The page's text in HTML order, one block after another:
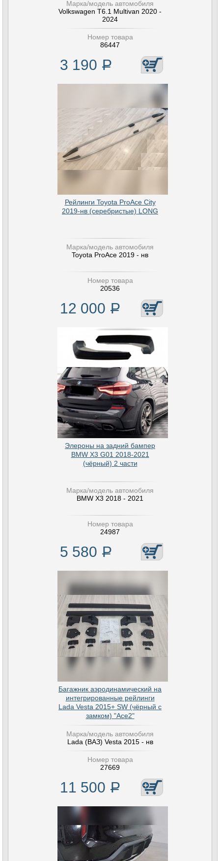
Марка/модель автомобиля
Volkswagen T6.1 Multivan 2020 -
2024
Номер товара
86447
3 190 Р
Рейлинги Toyota ProAce City
2019-нв (серебристые) LONG
Марка/модель автомобиля
Toyota ProAce 2019 - нв
Номер товара
20536
12 000 Р
Элероны на задний бампер
BMW X3 G01 2018-2021
(чёрный) 2 части
Марка/модель автомобиля
BMW X3 2018 - 2021
Номер товара
24987
5 580 Р
Багажник аэродинамический на
интегрированные рейлинги
Lada Vesta 2015+ SW (чёрный с
замком) "Ace2"
Марка/модель автомобиля
Lada (ВАЗ) Vesta 2015 - нв
Номер товара
27669
11 500 Р